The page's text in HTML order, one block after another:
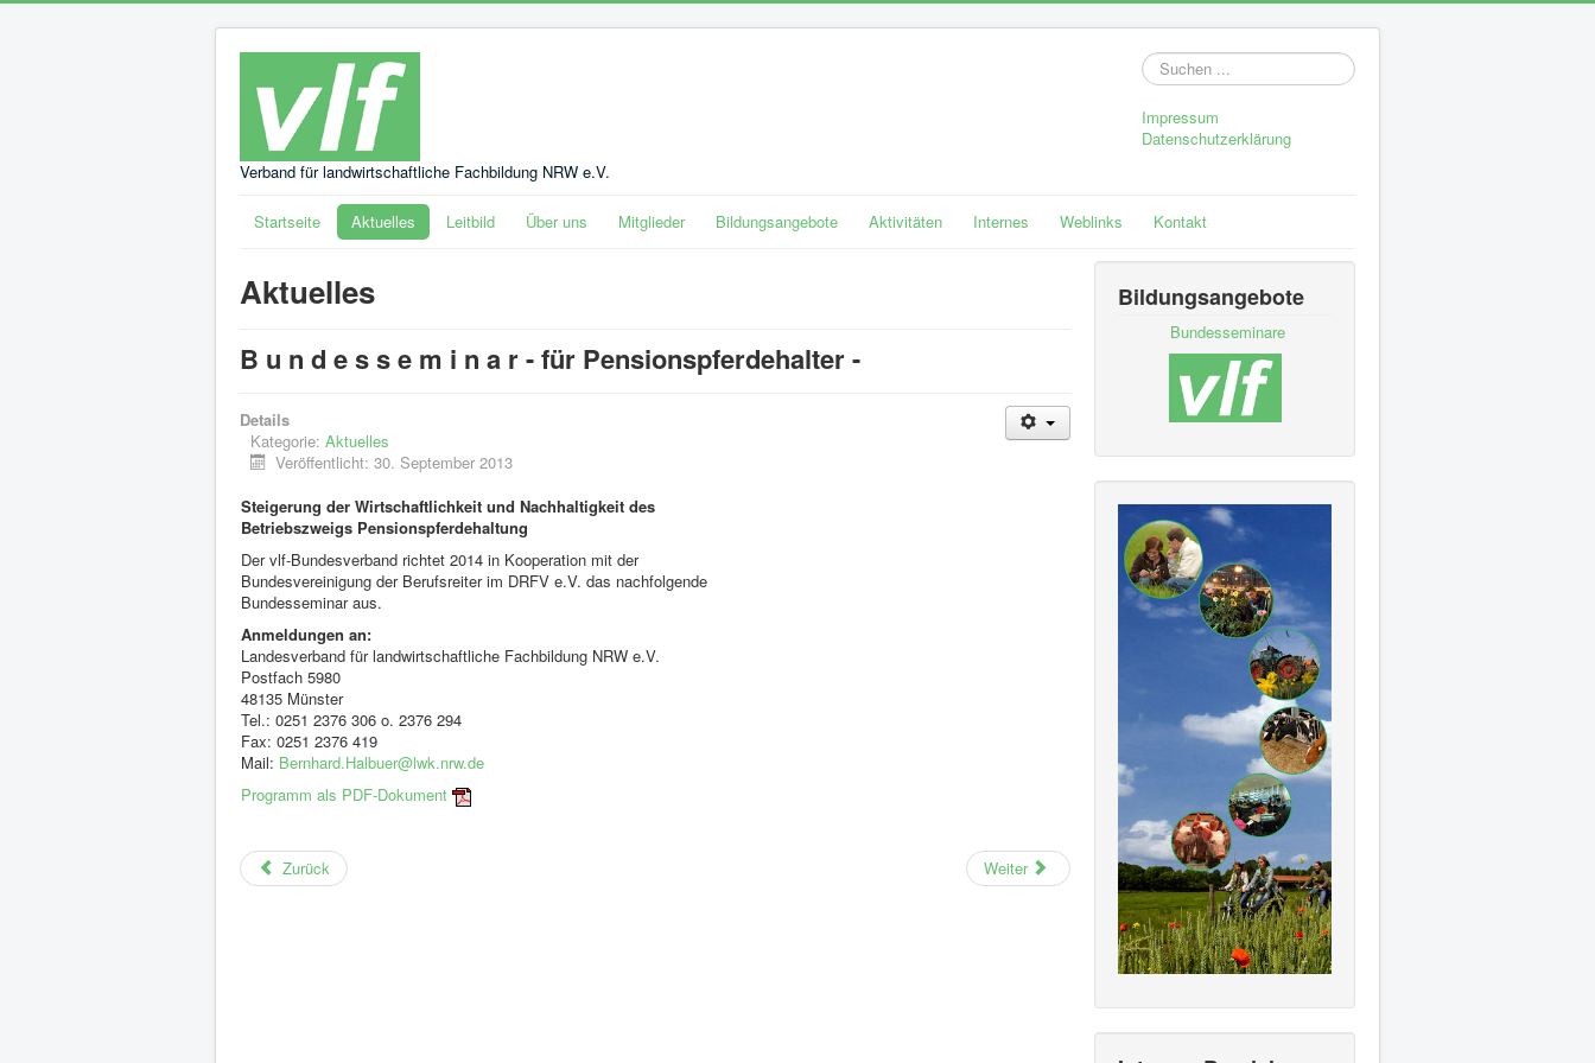
Verband für landwirtschaftliche Fachbildung NRW e.V.
Suchen
...
Impressum
Datenschutzerklärung
Startseite Aktuelles Leitbild Über uns Mitglieder Bildungsangebote Aktivitäten Internes Weblinks Kontakt
Aktuelles
B u n d e s s e m i n a r - für Pensionspferdehalter -
Details
Kategorie: Aktuelles
Veröffentlicht: 30. September 2013
Steigerung der Wirtschaftlichkeit und Nachhaltigkeit des
Betriebszweigs Pensionspferdehaltung
Der vlf-Bundesverband richtet 2014 in Kooperation mit der
Bundesvereinigung der Berufsreiter im DRFV e.V. das nachfolgende
Bundesseminar aus.
Anmeldungen an:
Landesverband für landwirtschaftliche Fachbildung NRW e.V.
Postfach 5980
48135 Münster
Tel.: 0251 2376 306 o. 2376 294
Fax: 0251 2376 419
Mail: Bernhard.Halbuer@lwk.nrw.de
Programm als PDF-Dokument
Zurück Weiter
Bildungsangebote
Bundesseminare